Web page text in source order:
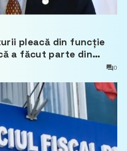
pleacă din funcție
a făcut parte din
0